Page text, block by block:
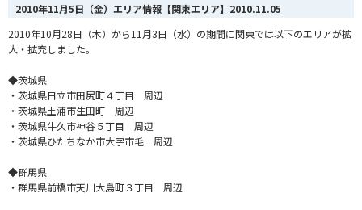
2010年11月5日（金）エリア情報【関東エリア】 2010.11.05
2010年10月28日（木）から11月3日（水）の期間に関東では以下のエリアが拡
大・拡充しました。
◆茨城県
・茨城県日立市田尻町４丁目 周辺
・茨城県土浦市生田町 周辺
・茨城県牛久市神谷５丁目 周辺
・茨城県ひたちなか市大字市毛 周辺
◆群馬県
・群馬県前橋市天川大島町３丁目 周辺